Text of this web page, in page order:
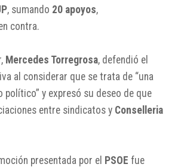
, sumando 20 apoyos,
contra.
Mercedes Torregrosa, defendió el
al considerar que se trata de “una
político” y expresó su deseo de que
entre sindicatos y Conselleria
presentada por el PSOE fue